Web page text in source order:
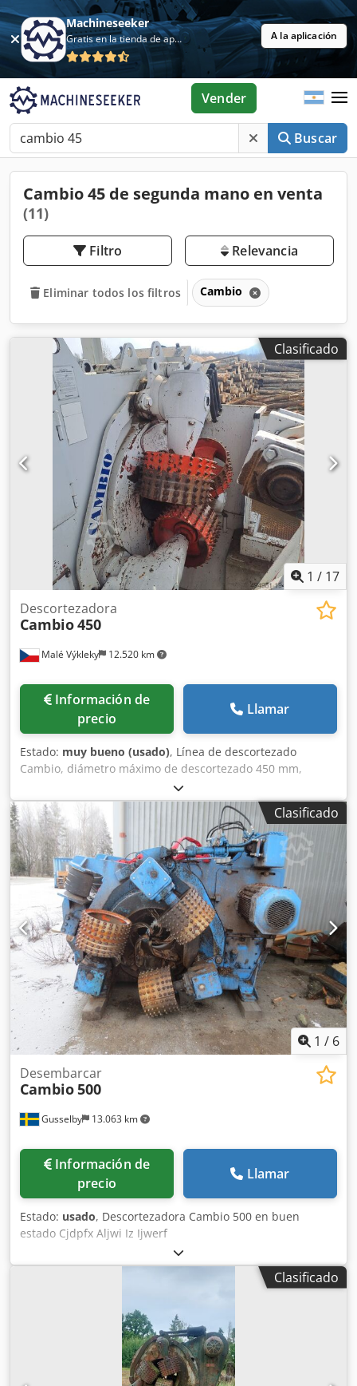
Machineseeker
Gratis en la tienda de aplicaciones A la aplicación
Buscar
Vender
Cambio 45 de segunda mano en venta
(11)
Filtro Relevancia
Eliminar todos los filtros Cambio
Clasificado
1 / 17
Malé Výkleky 12.520 km
Descortezadora
Cambio450
Información de
precio
Llamar
Estado: muy bueno (usado), Línea de descortezado
Cambio, diámetro máximo de descortezado 450 mm,
transportador transversal de alimentación de 12,5 m de
longitud Codpfx Aljwvhkvsworf
Clasificado
1 / 6
Gusselby 13.063 km
Desembarcar
Cambio500
Información de
precio
Llamar
Estado: usado, Descortezadora Cambio 500 en buen
estado Cjdpfx Aljwi Iz Ijwerf
Clasificado